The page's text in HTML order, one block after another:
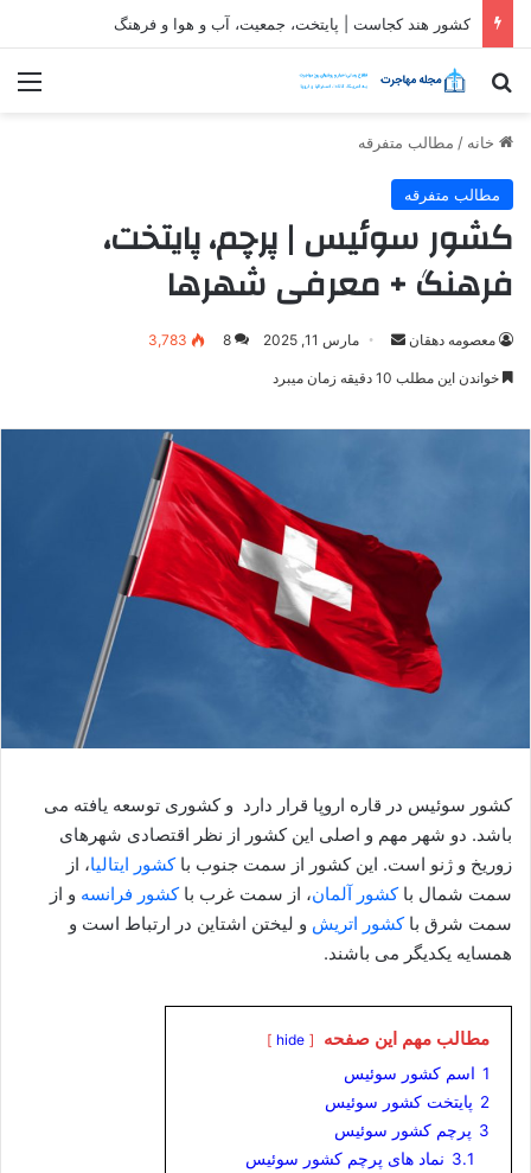
ثبت شرکت در قطر| شرایط و مراحل تاسیس شرکت در قطر
جستجو برای
خانه / مطالب متفرقه
مطالب متفرقه
کشور سوئیس | پرچم، پایتخت،
فرهنگ + معرفی شهرها
معصومه دهقان
ارسالمارس 11, 2025 8
3,783
خواندن این مطلب 10 دقیقه زمان میبرد
کشور سوئیس در قاره اروپا قرار دارد و کشوری توسعه یافته می
باشد. دو شهر مهم و اصلی این کشور از نظر اقتصادی شهرهای
زوریخ و ژنو است. این کشور از سمت جنوب باکشور ایتالیا، از
سمت شمال باکشور آلمان، از سمت غرب باکشور فرانسه و از
سمت شرق باکشور اتریش و لیختن اشتاین در ارتباط است و
همسایه یکدیگر می باشند.
مطالب مهم این صفحه hide
1 اسم کشور سوئیس
2 پایتخت کشور سوئیس
3 پرچم کشور سوئیس
3.1 نماد های پرچم کشور سوئیس